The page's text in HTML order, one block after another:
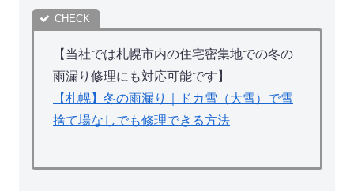
【当社では札幌市内の住宅密集地での冬の
雨漏り修理にも対応可能です】
【札幌】冬の雨漏り｜ドカ雪（大雪）で雪
捨て場なしでも修理できる方法